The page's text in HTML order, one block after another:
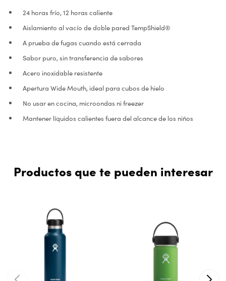
24 horas frío, 12 horas caliente
Aislamiento al vacío de doble pared TempShield®
A prueba de fugas cuando está cerrada
Sabor puro, sin transferencia de sabores
Acero inoxidable resistente
Apertura Wide Mouth, ideal para cubos de hielo
No usar en cocina, microondas ni freezer
Mantener líquidos calientes fuera del alcance de los niños
Productos que te pueden interesar